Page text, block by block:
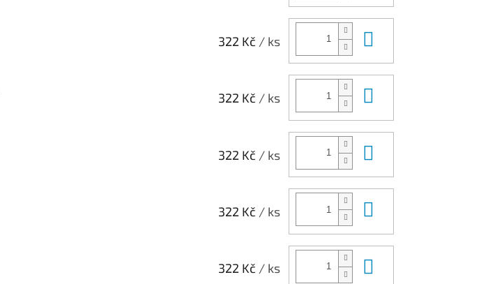
322 Kč / ks
322 Kč / ks
322 Kč / ks
322 Kč / ks
322 Kč / ks